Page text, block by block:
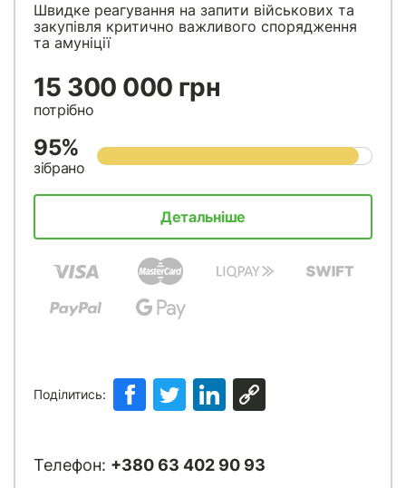
Швидке реагування на запити військових та
закупівля критично важливого спорядження
та амуніції
15 300 000 грн
потрібно
95%
зібрано
Детальніше
Поділитись:
Телефон: +380 63 402 90 93